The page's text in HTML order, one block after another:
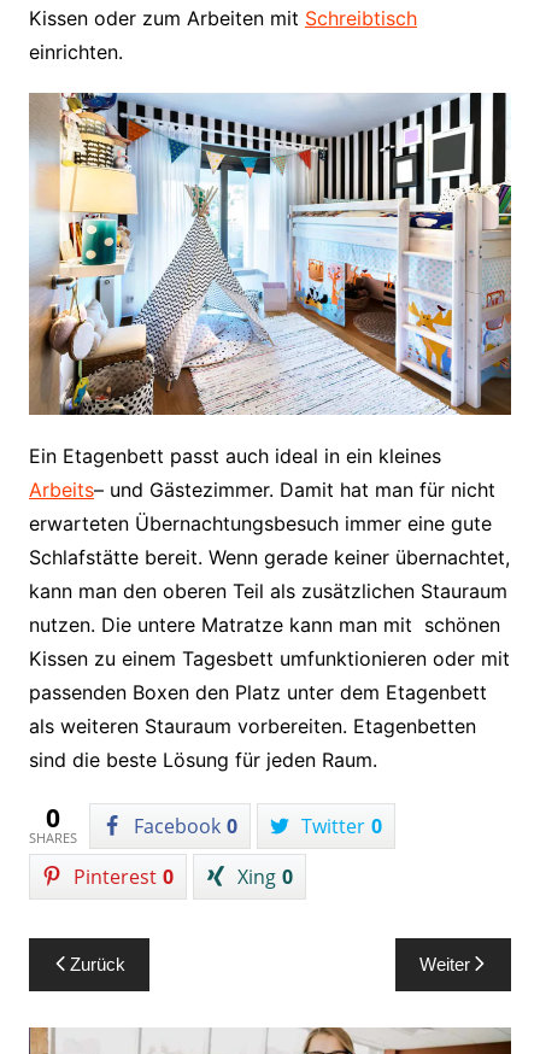
Kissen oder zum Arbeiten mit Schreibtisch
einrichten.
Ein Etagenbett passt auch ideal in ein kleines
Arbeits– und Gästezimmer. Damit hat man für nicht
erwarteten Übernachtungsbesuch immer eine gute
Schlafstätte bereit. Wenn gerade keiner übernachtet,
kann man den oberen Teil als zusätzlichen Stauraum
nutzen. Die untere Matratze kann man mit schönen
Kissen zu einem Tagesbett umfunktionieren oder mit
passenden Boxen den Platz unter dem Etagenbett
als weiteren Stauraum vorbereiten. Etagenbetten
sind die beste Lösung für jeden Raum.
0
SHARES Facebook 0 Twitter 0
Pinterest 0 Xing 0
Beitragsnavigation
Zurück Weiter